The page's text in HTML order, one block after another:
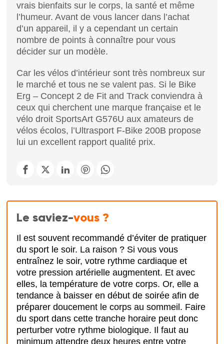
vrais bienfaits sur le corps, la santé et même
l’humeur. Avant de vous lancer dans l’achat
d’un appareil, il y a cependant un certain
nombre de points à connaître pour vous
décider sur un modèle.
Car les vélos d’intérieur sont très nombreux sur
le marché et tous ne se valent pas. Si le Bike
Erg – Concept 2 de Fit and Track conviendra à
ceux qui cherchent une marque française et le
vélo droit SportsArt G576U aux amateurs de
vélos écolos, l’Ultrasport F-Bike 200B propose
lui un excellent rapport qualité prix.
Le saviez-vous ?
Il est souvent recommandé d’éviter de pratiquer
du sport le soir. La raison ? Si vous vous
entraînez le soir, votre rythme cardiaque et
votre pression artérielle augmentent. Et avec
elles, la température de votre corps. Or, elle a
tendance à baisser en début de soirée afin de
préparer doucement le corps au sommeil. Faire
du sport dans cette tranche horaire peut donc
perturber votre rythme biologique. Il faut au
minimum attendre deux heures entre votre